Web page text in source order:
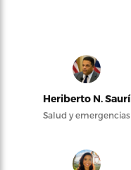
Heriberto N. Saurí
Salud y emergencias